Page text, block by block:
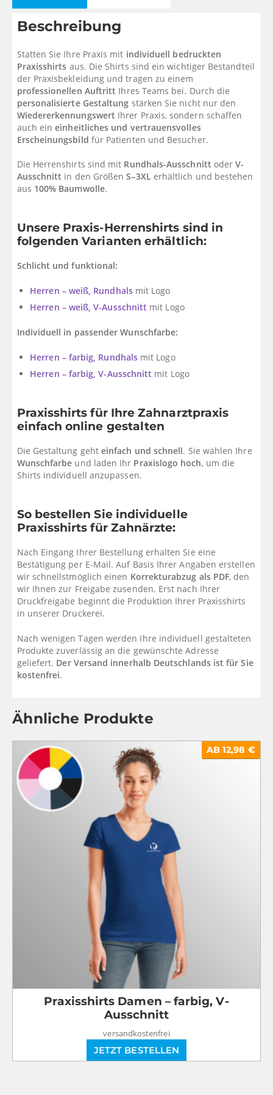
19
33.75 %
21
35.87 % 16,00€
22
37.6 % 15,57€
23
39.88 % 15,00€
24
41.12 % 14,69€
30 - 49
44.01 % 13,97€
50+
47.98 %
Beschreibung
Statten Sie Ihre Praxis mit individuell bedruckten
Praxisshirts aus. Die Shirts sind ein wichtiger Bestandteil
der Praxisbekleidung und tragen zu einem
professionellen Auftritt Ihres Teams bei. Durch die
personalisierte Gestaltung stärken Sie nicht nur den
Wiedererkennungswert Ihrer Praxis, sondern schaffen
auch eineinheitliches und vertrauensvolles
Erscheinungsbild für Patienten und Besucher.
Die Herrenshirts sind mit Rundhals-Ausschnitt oderV-
Ausschnitt in den GrößenS–3XLerhältlich und bestehen
aus 100% Baumwolle.
Unsere Praxis-Herrenshirts sind in
folgenden Varianten erhältlich:
Schlicht und funktional:
Herren – weiß, Rundhalsmit Logo
Herren – weiß, V-Ausschnitt mit Logo
Individuell in passender Wunschfarbe:
Herren – farbig, Rundhalsmit Logo
Herren – farbig, V-Ausschnitt mit Logo
Praxisshirts für Ihre Zahnarztpraxis
einfach online gestalten
Die Gestaltung gehteinfach und schnell. Sie wählen Ihre
Wunschfarbe und laden Ihr Praxislogo hoch, um die
Shirts individuell anzupassen.
So bestellen Sie individuelle
Praxisshirts für Zahnärzte:
Nach Eingang Ihrer Bestellung erhalten Sie eine
Bestätigung per E-Mail. Auf Basis Ihrer Angaben erstellen
wir schnellstmöglich einen Korrekturabzug als PDF, den
wir Ihnen zur Freigabe zusenden. Erst nach Ihrer
Druckfreigabe beginnt die Produktion Ihrer Praxisshirts
in unserer Druckerei.
Nach wenigen Tagen werden Ihre individuell gestalteten
Produkte zuverlässig an die gewünschte Adresse
geliefert. Der Versand innerhalb Deutschlands ist für Sie
kostenfrei.
Ähnliche Produkte
Praxisshirts Damen – farbig, V-
Ausschnitt
AB 12,98 €
versandkostenfrei
JETZT BESTELLEN